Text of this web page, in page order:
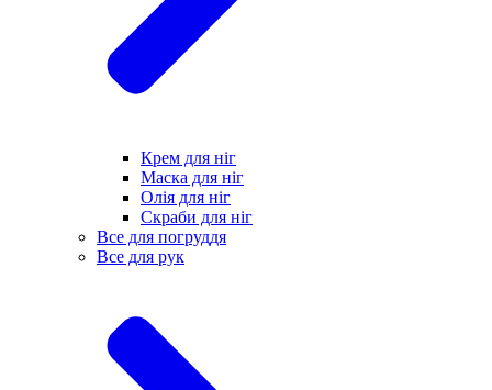
Крем для ніг
Маска для ніг
Олія для ніг
Скраби для ніг
Все для погруддя
Все для рук